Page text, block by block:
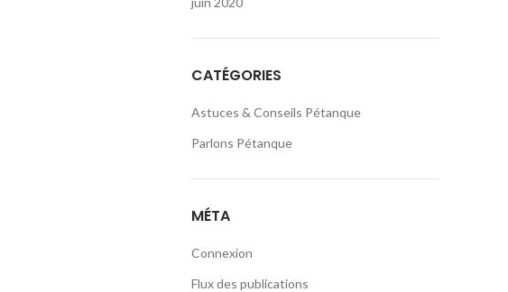
CATÉGORIES
Astuces & Conseils Pétanque
Parlons Pétanque
MÉTA
Connexion
Flux des publications